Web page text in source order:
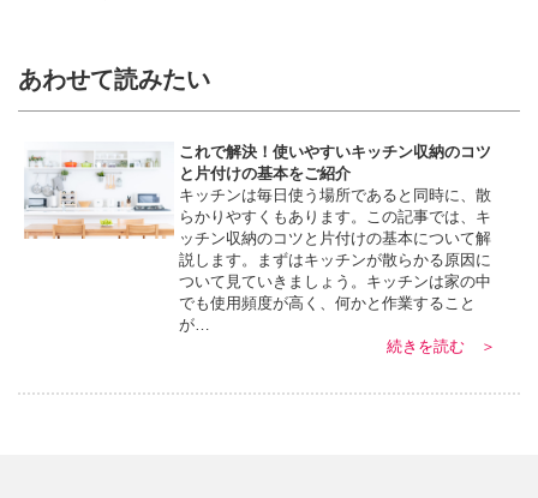
あわせて読みたい
これで解決！使いやすいキッチン収納のコツ
と片付けの基本をご紹介
キッチンは毎日使う場所であると同時に、散
らかりやすくもあります。この記事では、キ
ッチン収納のコツと片付けの基本について解
説します。まずはキッチンが散らかる原因に
ついて見ていきましょう。キッチンは家の中
でも使用頻度が高く、何かと作業すること
が…
続きを読む ＞